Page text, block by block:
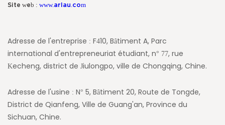
Site web : www.arlau.com
Adresse de l'entreprise : F410, Bâtiment A, Parc
international d'entrepreneuriat étudiant, n° 77, rue
Kecheng, district de Jiulongpo, ville de Chongqing, Chine.
Adresse de l'usine : N° 5, Bâtiment 20, Route de Tongde,
District de Qianfeng, Ville de Guang'an, Province du
Sichuan, Chine.